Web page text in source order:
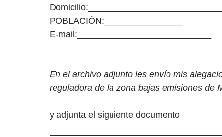
Domicilio:_____________________________
POBLACIÓN:________________
E-mail:___________________________
En el archivo adjunto les envío mis
reguladora de la zona bajas emisiones de
y adjunta el siguiente documento